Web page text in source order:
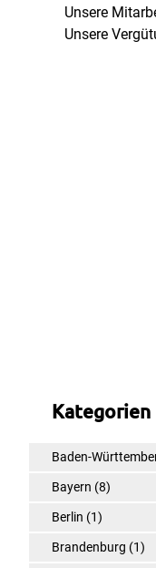
Unsere
Unsere
Kategorien
Baden-
Bayern (8)
Berlin (1)
Brandenburg (1)